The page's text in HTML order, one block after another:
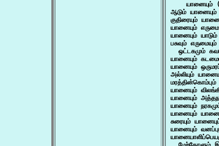
யானையும்
ஆடும்
குதிரையும்
யானையும்
யானையும்
பசுவும்
ஒட்டகமும்
யானையும்
யானையும்
அல்லியும்
யானையும்
யானையும்
யானையும்
யானையும்
சுரையும்
யானையும்